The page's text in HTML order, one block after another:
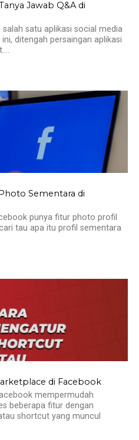
Jawab Q&A di
satu aplikasi social media
ditengah persaingan aplikasi
Sementara di
punya fitur photo profil
tau apa itu profil sementara
di Facebook
mempermudah
beberapa fitur dengan
shortcut yang muncul